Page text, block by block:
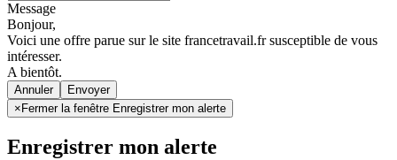
Message
Bonjour,
Voici une offre parue sur le site francetravail.fr susceptible de vous
intéresser.
A bientôt.
Annuler
× Fermer la fenêtre Enregistrer mon alerte
Enregistrer mon alerte